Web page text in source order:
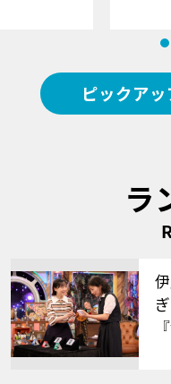
ピックア
ラ